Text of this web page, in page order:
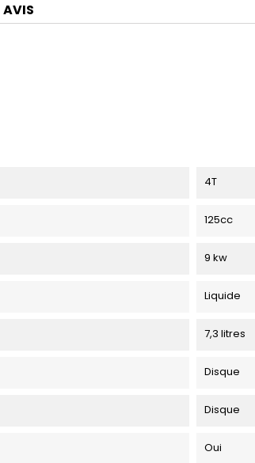
AVIS
4T
125cc
9 kw
Liquide
7,3 litres
Disque
Disque
Oui